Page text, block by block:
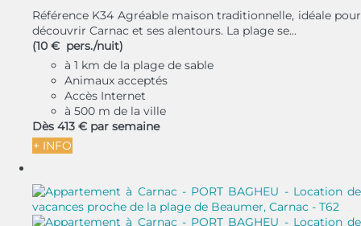
Référence K34 Agréable maison traditionnelle, idéale pour
découvrir Carnac et ses alentours. La plage se...
(10 € pers./nuit)
à 1 km de la plage de sable
Animaux acceptés
Accès Internet
à 500 m de la ville
Dès 413 € par semaine
+ INFO